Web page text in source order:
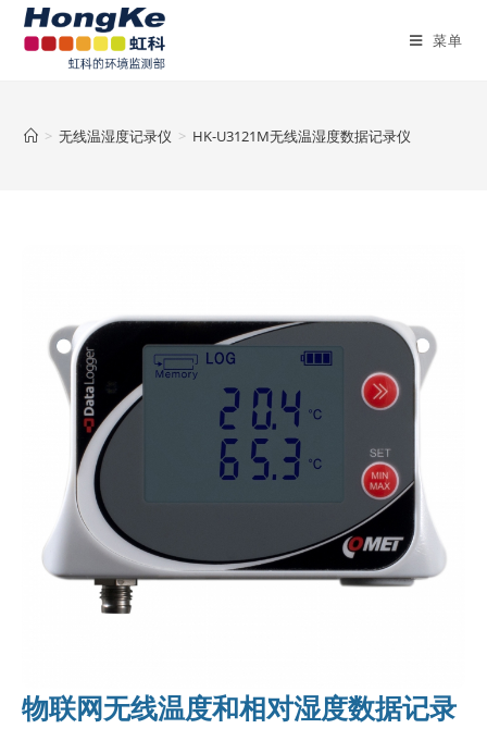
菜单
> 无线温湿度记录仪 > HK-U3121M无线温湿度数据记录仪
物联网无线温度和相对湿度数据记录